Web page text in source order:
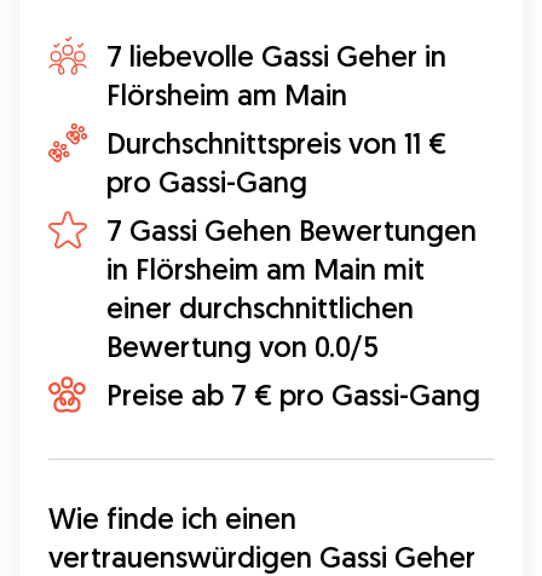
7 liebevolle Gassi Geher in
Flörsheim am Main
Durchschnittspreis von 11 €
pro Gassi-Gang
7 Gassi Gehen Bewertungen
in Flörsheim am Main mit
einer durchschnittlichen
Bewertung von 0.0/5
Preise ab 7 € pro Gassi-Gang
Wie finde ich einen
vertrauenswürdigen Gassi Geher